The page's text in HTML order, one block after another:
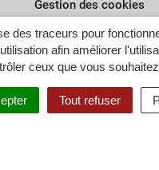
des traceurs pour
afin améliorer
ceux que vous
Tout refuser
Gestion des cookies
Plan du site
Politique de confidentialité
Crédits